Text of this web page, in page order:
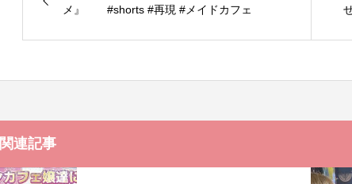
メ』 #shorts #再現 #メイドカフェ
関連記事